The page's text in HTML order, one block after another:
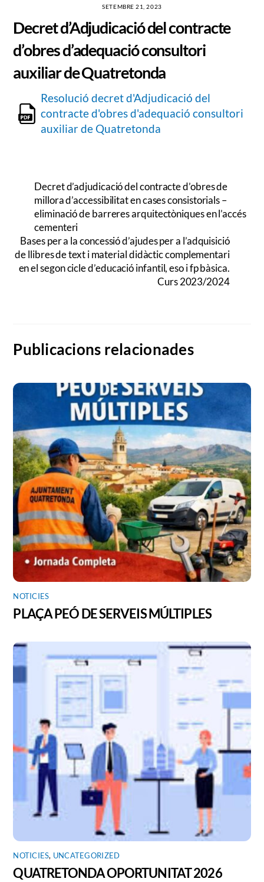
SETEMBRE 21, 2023
Decret d’Adjudicació del contracte
d’obres d’adequació consultori
auxiliar de Quatretonda
Resolució decret d'Adjudicació del
contracte d'obres d'adequació consultori
auxiliar de Quatretonda
Decret d’adjudicació del contracte d’obres de
millora d’accessibilitat en cases consistorials –
eliminació de barreres arquitectòniques en l’accés
cementeri
Bases per a la concessió d’ajudes per a l’adquisició
de llibres de text i material didàctic complementari
en el segon cicle d’educació infantil, eso i fp bàsica.
Curs 2023/2024
Publicacions relacionades
NOTICIES
PLAÇA PEÓ DE SERVEIS MÚLTIPLES
NOTICIES, UNCATEGORIZED
QUATRETONDA OPORTUNITAT 2026